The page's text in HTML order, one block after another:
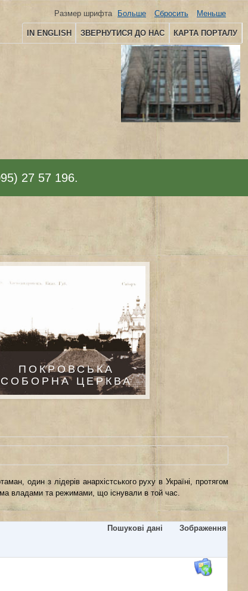
IN ENGLISH ЗВЕРНУТИСЯ ДО НАС КАРТА ПОРТАЛУ
Размер шрифта Больше Сбросить Меньше
27 57 196.
ПОКРОВСЬКА
СОБОРНА ЦЕРКВА
один з лідерів анархістського руху в Україні, протягом
владами та режимами, що існували в той час.
Пошукові дані Зображення